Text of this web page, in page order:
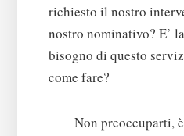
richiesto il nostro
nostro nominativo? E’
bisogno di questo
come fare?
Non preoccuparti,